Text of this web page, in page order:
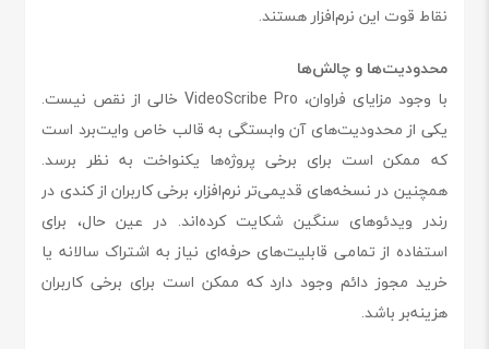
نقاط قوت این نرم‌افزار هستند.
محدودیت‌ها و چالش‌ها
با وجود مزایای فراوان، VideoScribe Pro خالی از نقص نیست.
یکی از محدودیت‌های آن وابستگی به قالب خاص وایت‌برد است
که ممکن است برای برخی پروژه‌ها یکنواخت به نظر برسد.
همچنین در نسخه‌های قدیمی‌تر نرم‌افزار، برخی کاربران از کندی در
رندر ویدئوهای سنگین شکایت کرده‌اند. در عین حال، برای
استفاده از تمامی قابلیت‌های حرفه‌ای نیاز به اشتراک سالانه یا
خرید مجوز دائم وجود دارد که ممکن است برای برخی کاربران
هزینه‌بر باشد.